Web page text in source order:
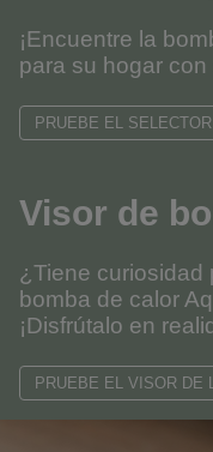
¡Encuentre la
para su hogar
PRUEBE EL
Visor de
¿Tiene curiosidad
bomba de calor
¡Disfrútalo en
PRUEBE EL VISOR DE